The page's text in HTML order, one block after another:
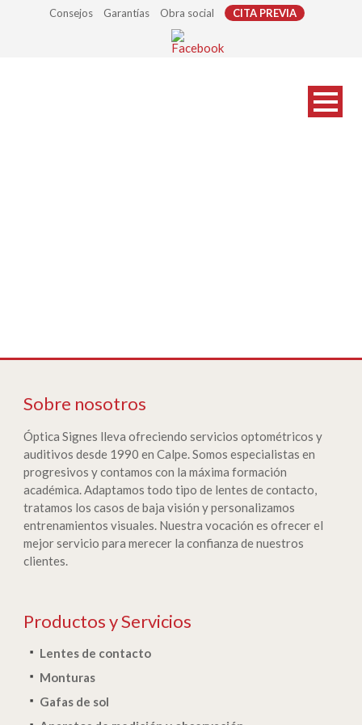
Consejos Garantías Obra social CITA PREVIA
Sobre nosotros
Óptica Signes lleva ofreciendo servicios optométricos y
auditivos desde 1990 en Calpe. Somos especialistas en
progresivos y contamos con la máxima formación
académica. Adaptamos todo tipo de lentes de contacto,
tratamos los casos de baja visión y personalizamos
entrenamientos visuales. Nuestra vocación es ofrecer el
mejor servicio para merecer la confianza de nuestros
clientes.
Productos y Servicios
Lentes de contacto
Monturas
Gafas de sol